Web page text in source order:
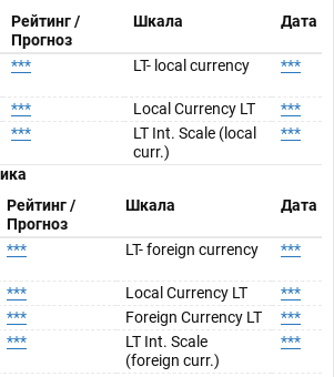
Рейтинг /
Прогноз
Шкала Дата
*** LT- local currency ***
*** Local Currency LT
***
***
LT Int. Scale (local
curr.)
***
Рейтинг /
Прогноз
Шкала Дата
*** LT- foreign currency ***
*** Local Currency LT
***
*** Foreign Currency LT
***
***
LT Int. Scale
(foreign curr.)
***